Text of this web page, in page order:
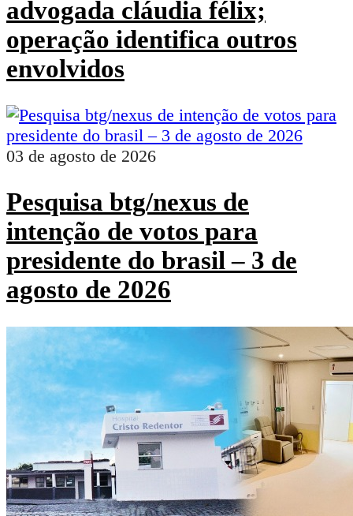
advogada cláudia félix;
operação identifica outros
envolvidos
03 de agosto de 2026
Pesquisa btg/nexus de
intenção de votos para
presidente do brasil – 3 de
agosto de 2026